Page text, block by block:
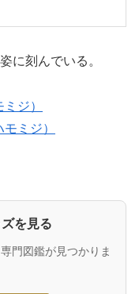
に刻んでいる。
ジ）
ミジ）
を見る
門図鑑が見つかりま